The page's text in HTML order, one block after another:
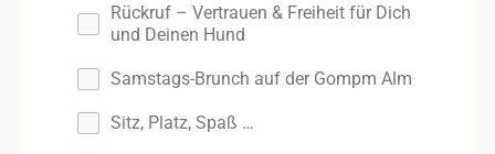
Rückruf – Vertrauen & Freiheit für Dich
und Deinen Hund
Samstags-Brunch auf der Gompm Alm
Sitz, Platz, Spaß …